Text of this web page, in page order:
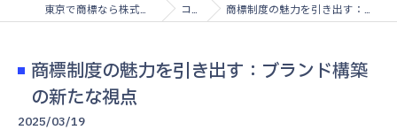
コラム 商標制度の魅力を引き出す：ブランド構築の新たな視点
商標制度の魅力を引き出す：ブランド構築
の新たな視点
2025/03/19